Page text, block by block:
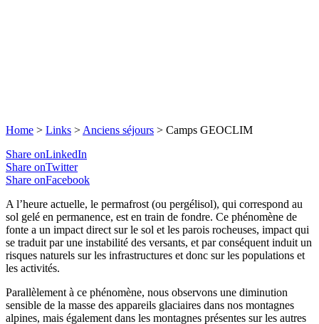
Home > Links > Anciens séjours > Camps GEOCLIM
Share onLinkedIn
Share onTwitter
Share onFacebook
A l’heure actuelle, le permafrost (ou pergélisol), qui correspond au
sol gelé en permanence, est en train de fondre. Ce phénomène de
fonte a un impact direct sur le sol et les parois rocheuses, impact qui
se traduit par une instabilité des versants, et par conséquent induit un
risques naturels sur les infrastructures et donc sur les populations et
les activités.
Parallèlement à ce phénomène, nous observons une diminution
sensible de la masse des appareils glaciaires dans nos montagnes
alpines, mais également dans les montagnes présentes sur les autres